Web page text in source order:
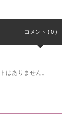
コメント ( 0 )
はありません。